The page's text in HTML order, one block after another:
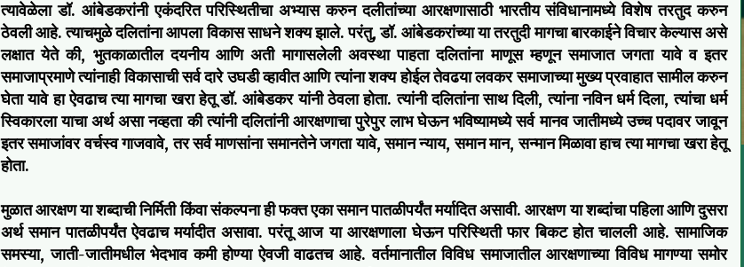
त्यावेळेला डॉ. आंबेडकरांनी एकंदरित परिस्थितीचा अभ्यास करुन दलीतांच्या आरक्षणासाठी भारतीय संविधानामध्ये विशेष तरतुद करुन
ठेवली आहे. त्याचमुळे दलितांना आपला विकास साधने शक्य झाले. परंतु, डॉ. आंबेडकरांच्या या तरतुदी मागचा बारकाईने विचार केल्यास असे
लक्षात येते की, भुतकाळातील दयनीय आणि अती मागासलेली अवस्था पाहता दलितांना माणूस म्हणून समाजात जगता यावे व इतर
समाजाप्रमाणे त्यांनाही विकासाची सर्व दारे उघडी व्हावीत आणि त्यांना शक्य होईल तेवढया लवकर समाजाच्या मुख्य प्रवाहात सामील करुन
घेता यावे हा ऐवढाच त्या मागचा खरा हेतू डॉ. आंबेडकर यांनी ठेवला होता. त्यांनी दलितांना साथ दिली, त्यांना नविन धर्म दिला, त्यांचा धर्म
स्विकारला याचा अर्थ असा नव्हता की त्यांनी दलितांनी आरक्षणाचा पुरेपुर लाभ घेऊन भविष्यामध्ये सर्व मानव जातीमध्ये उच्च पदावर जावून
इतर समाजांवर वर्चस्व गाजवावे, तर सर्व माणसांना समानतेने जगता यावे, समान न्याय, समान मान, सन्मान मिळावा हाच त्या मागचा खरा हेतू
होता.
मुळात आरक्षण या शब्दाची निर्मिती किंवा संकल्पना ही फक्त एका समान पातळीपर्यंत मर्यादित असावी. आरक्षण या शब्दांचा पहिला आणि दुसरा
अर्थ समान पातळीपर्यंत ऐवढाच मर्यादीत असावा. परंतू आज या आरक्षणाला घेऊन परिस्थिती फार बिकट होत चालली आहे. सामाजिक
समस्या, जाती-जातीमधील भेदभाव कमी होण्या ऐवजी वाढतच आहे. वर्तमानातील विविध समाजातील आरक्षणाच्या विविध मागण्या समोर